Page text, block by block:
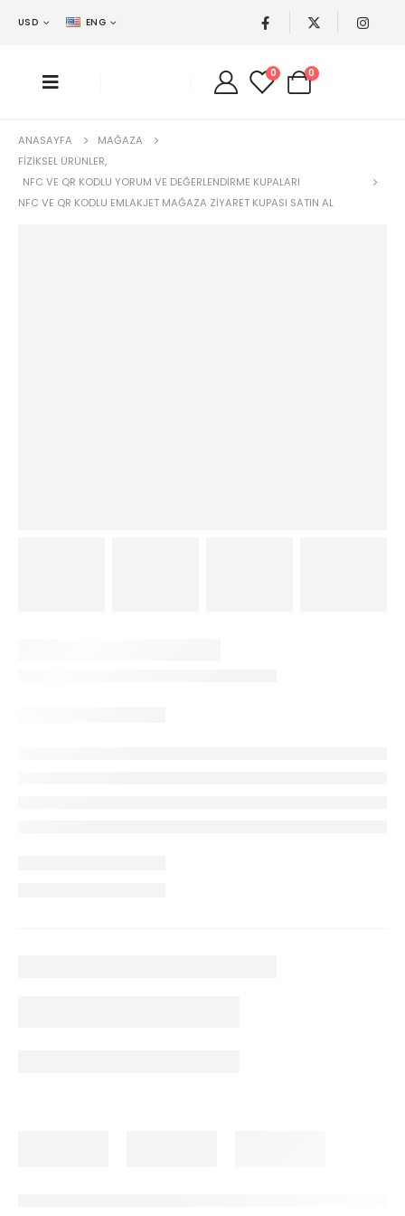
USD ENG
0 0
ANASAYFA
MAĞAZA
FIZIKSEL ÜRÜNLER,
NFC VE QR KODLU YORUM VE DEĞERLENDIRME KUPALARI
NFC VE QR KODLU EMLAKJET MAĞAZA ZIYARET KUPASI SATIN AL